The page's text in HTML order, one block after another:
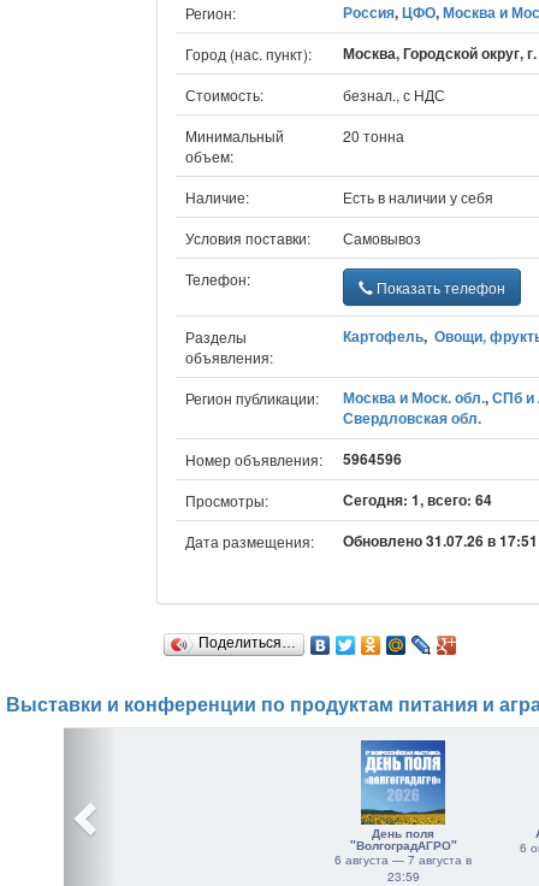
Регион: Россия,ЦФО,Москва и
Город (нас. пункт): Москва, Городской округ,
Стоимость:
безнал., с НДС
Минимальный
объем:
20 тонна
Наличие:
Есть в наличии у себя
Условия поставки:
Самовывоз
Телефон:
Показать телефон
Разделы
объявления:
Картофель, Овощи,
Регион публикации: Москва и Моск. обл.,СПб и
Свердловская обл.
Номер объявления: 5964596
Просмотры: Сегодня: 1, всего: 64
Дата размещения: Обновлено 31.07.26 в
Поделиться…
Выставки и конференции по продуктам питания и
День поля
"ВолгоградАГРО"
6 августа — 7 августа в
23:59
6